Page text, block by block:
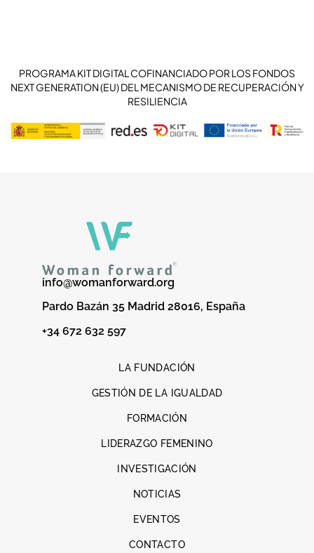
PROGRAMA KIT DIGITAL COFINANCIADO POR LOS FONDOS
NEXT GENERATION (EU) DEL MECANISMO DE RECUPERACIÓN Y
RESILIENCIA
info@womanforward.org
Pardo Bazán 35 Madrid 28016, España
+34 672 632 597
LA FUNDACIÓN
GESTIÓN DE LA IGUALDAD
FORMACIÓN
LIDERAZGO FEMENINO
INVESTIGACIÓN
NOTICIAS
EVENTOS
CONTACTO